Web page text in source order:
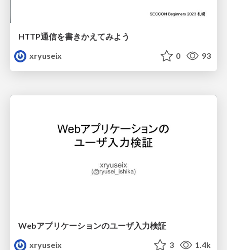
HTTP通信を書きかえてみよう
xryuseix
0 93
Webアプリケーションのユーザ入力検証
xryuseix
3 1.4k